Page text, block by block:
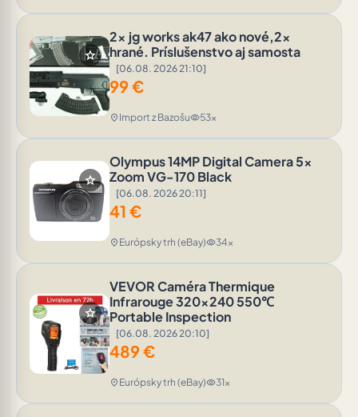
star
2x jg works ak47 ako nové,2x
hrané. Príslušenstvo aj samosta
[06.08. 2026 21:10]
99€
location_on Import z Bazošuvisibility53x
star
Olympus 14MP Digital Camera 5x
Zoom VG-170 Black
[06.08. 2026 20:11]
41 €
location_on Európsky trh (eBay)visibility34x
star
VEVOR Caméra Thermique
Infrarouge 320x240 550℃
Portable Inspection
[06.08. 2026 20:10]
489€
location_on Európsky trh (eBay)visibility31x